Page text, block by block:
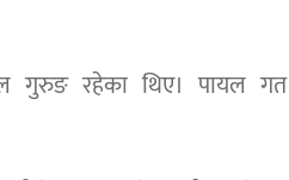
गुरुङ रहेका थिए। पायल